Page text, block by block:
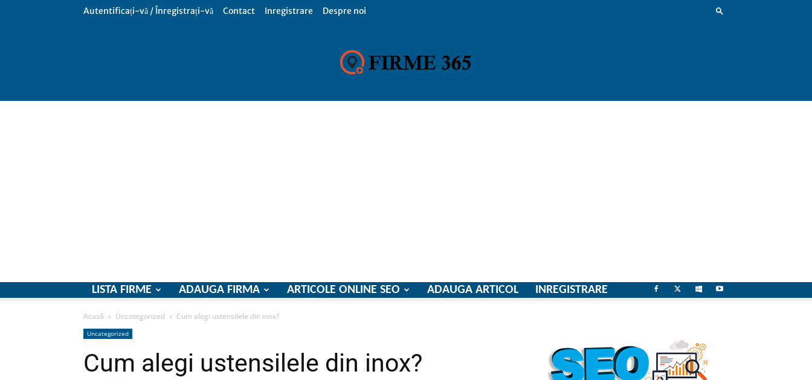
Autentificați-vă / Înregistrați-vă Contact Inregistrare Despre noi
LISTA FIRME ADAUGA FIRMA ARTICOLE ONLINE SEO ADAUGA ARTICOL INREGISTRARE
Acasă Uncategorized Cum alegi ustensilele din inox?
Uncategorized
Cum alegi ustensilele din inox?